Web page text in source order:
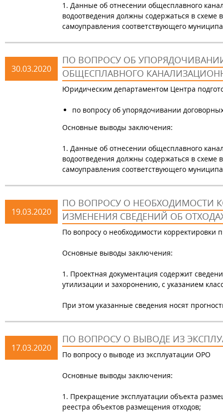
1. Данные об отнесении общесплавного
водоотведения должны содержаться в схеме
самоуправления соответствующего
30.03.2020
ПО ВОПРОСУ ОБ
ОБЩЕСПЛАВНОГО
Юридическим департаментом Центра
по вопросу об упорядочивании
Основные выводы заключения:
1. Данные об отнесении общесплавного
водоотведения должны содержаться в схеме
самоуправления соответствующего
19.03.2020
ПО ВОПРОСУ О НЕОБХОДИМОСТИ
ИЗМЕНЕНИЯ СВЕДЕНИЙ ОБ
По вопросу о необходимости корректировки
Основные выводы заключения:
1. Проектная документация содержит
утилизации и захоронению, с указанием
При этом указанные сведения носят
17.03.2020
ПО ВОПРОСУ О ВЫВОДЕ ИЗ
По вопросу о выводе из эксплуатации ОРО
Основные выводы заключения:
1. Прекращение эксплуатации объекта
реестра объектов размещения отходов;